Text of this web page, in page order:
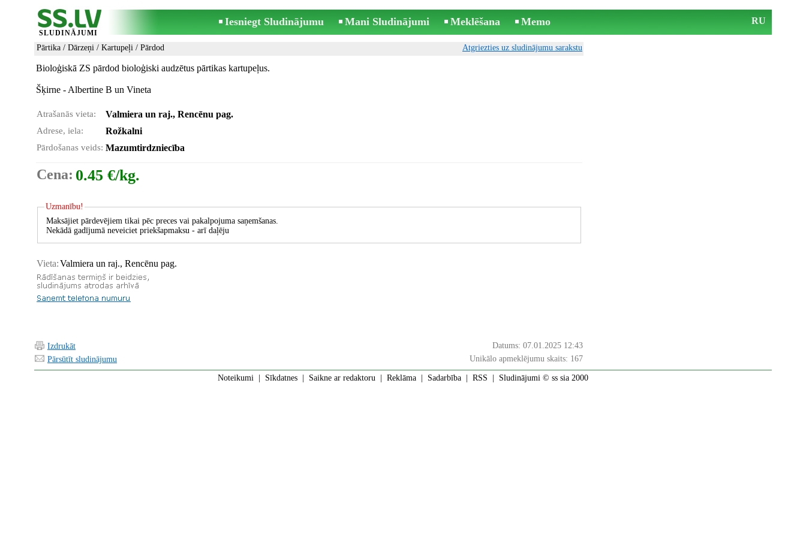
SLUDINĀJUMI
Iesniegt Sludinājumu Mani Sludinājumi Meklēšana Memo RU
Pārtika / Dārzeņi / Kartupeļi / Pārdod Atgriezties uz sludinājumu sarakstu
Bioloģiskā ZS pārdod bioloģiski audzētus pārtikas kartupeļus.
Šķirne - Albertine B un Vineta
Atrašanās vieta: Valmiera un raj., Rencēnu pag.
Adrese, iela: Rožkalni
Pārdošanas veids: Mazumtirdzniecība
Cena: 0.45 €/kg.
Uzmanību!
Maksājiet pārdevējiem tikai pēc preces vai pakalpojuma saņemšanas.
Nekādā gadījumā neveiciet priekšapmaksu - arī daļēju
Vieta:Valmiera un raj., Rencēnu pag.
Izdrukāt
Datums: 07.01.2025 12:43
Pārsūtīt sludinājumu
Unikālo apmeklējumu skaits: 167
Noteikumi Sīkdatnes Saikne ar redaktoru Reklāma Sadarbība RSS | Sludinājumi © ss sia 2000